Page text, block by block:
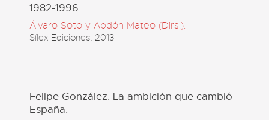
1982-1996.
Álvaro Soto y Abdón Mateo (Dirs.).
Sílex Ediciones, 2013.
Felipe González. La ambición que cambió
España.